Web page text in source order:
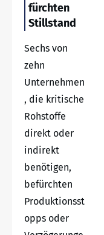
fürchten
Stillstand
Sechs von
zehn
Unternehmen
, die kritische
Rohstoffe
direkt oder
indirekt
benötigen,
befürchten
Produktionsst
opps oder